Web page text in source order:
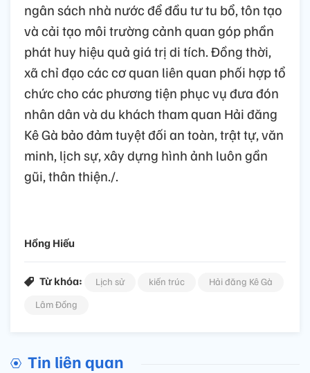
ngân sách nhà nước để đầu tư tu bổ, tôn tạo
và cải tạo môi trường cảnh quan góp phần
phát huy hiệu quả giá trị di tích. Đồng thời,
xã chỉ đạo các cơ quan liên quan phối hợp tổ
chức cho các phương tiện phục vụ đưa đón
nhân dân và du khách tham quan Hải đăng
Kê Gà bảo đảm tuyệt đối an toàn, trật tự, văn
minh, lịch sự, xây dựng hình ảnh luôn gần
gũi, thân thiện./.
Hồng Hiếu
Từ khóa: Lịch sử kiến trúc
Hải đăng Kê Gà
Lâm Đồng
Tin liên quan